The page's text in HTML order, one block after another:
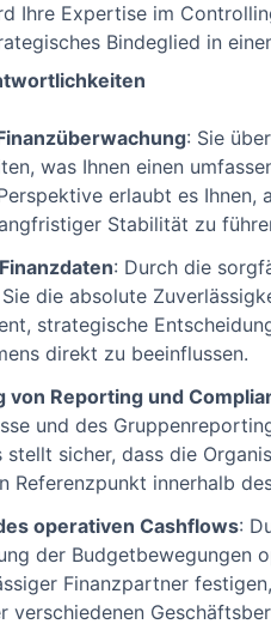
Ihre Expertise im
Bindeglied in
: Sie
was Ihnen einen
erlaubt es
Stabilität zu
: Durch die
die absolute
strategische
direkt zu beeinflussen.
von Reporting und
und des
stellt sicher, dass die
Referenzpunkt innerhalb
operativen Cashflows:
der Budgetbewegungen
Finanzpartner
verschiedenen